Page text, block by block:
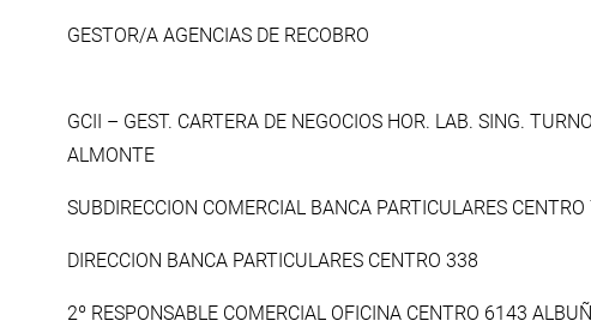
GESTOR/A AGENCIAS DE RECOBRO
GCII – GEST. CARTERA DE NEGOCIOS HOR. LAB. SING.
ALMONTE
SUBDIRECCION COMERCIAL BANCA PARTICULARES
DIRECCION BANCA PARTICULARES CENTRO 338
2º RESPONSABLE COMERCIAL OFICINA CENTRO 6143